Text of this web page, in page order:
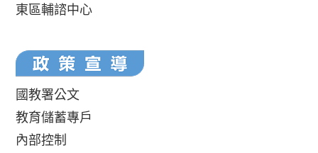
東區輔諮中心
國教署公文
教育儲蓄專戶
內部控制